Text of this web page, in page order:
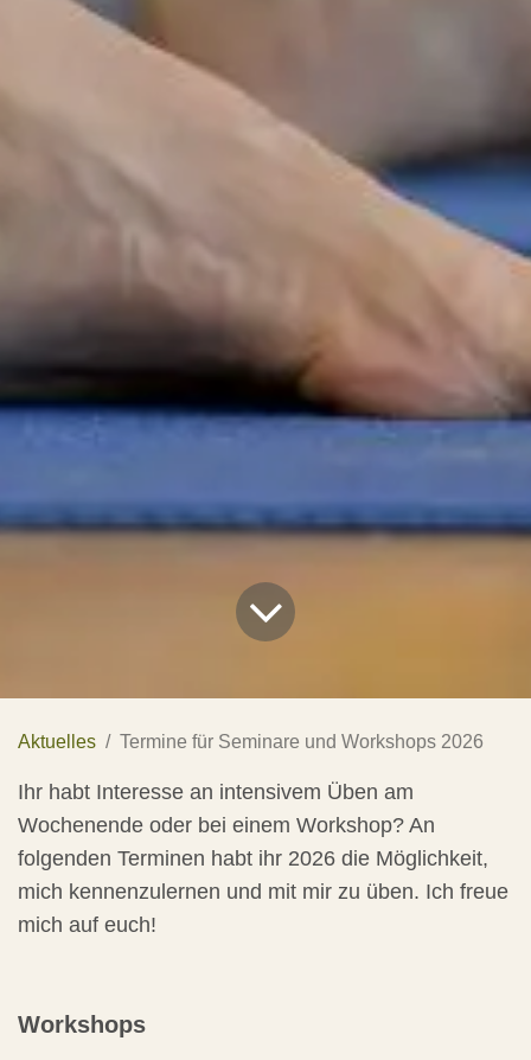
Aktuelles Termine für Seminare und Workshops 2026
Ihr habt Interesse an intensivem Üben am
Wochenende oder bei einem Workshop? An
folgenden Terminen habt ihr 2026 die Möglichkeit,
mich kennenzulernen und mit mir zu üben. Ich freue
mich auf euch!
Workshops